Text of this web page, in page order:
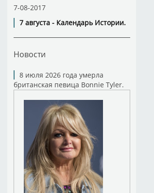
7-08-2017
7 августа - Календарь Истории.
Новости
8 июля 2026 года умерла
британская певица Bonnie Tyler.